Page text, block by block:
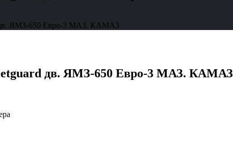
дв. ЯМЗ-650 Евро-3 МАЗ. КАМАЗ
дв. ЯМЗ-650 Евро-3 МАЗ. КАМАЗ